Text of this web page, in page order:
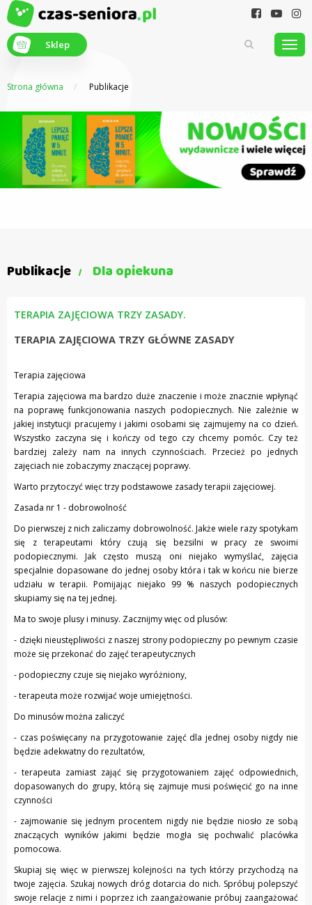
Sklep
Z myślą o
Strona główna Publikacje
Publikacje Dla opiekuna
TERAPIA ZAJĘCIOWA TRZY ZASADY.
TERAPIA ZAJĘCIOWA TRZY GŁÓWNE ZASADY
Terapia zajęciowa
Terapia zajęciowa ma bardzo duże znaczenie i może znacznie wpłynąć
na poprawę funkcjonowania naszych podopiecznych. Nie zależnie w
jakiej instytucji pracujemy i jakimi osobami się zajmujemy na co dzień.
Wszystko zaczyna się i kończy od tego czy chcemy pomóc. Czy też
bardziej zależy nam na innych czynnościach. Przecież po jednych
zajęciach nie zobaczymy znaczącej poprawy.
Warto przytoczyć więc trzy podstawowe zasady terapii zajęciowej.
Zasada nr 1 - dobrowolność
Do pierwszej z nich zaliczamy dobrowolność. Jakże wiele razy spotykam
się z terapeutami który czują się bezsilni w pracy ze swoimi
podopiecznymi. Jak często muszą oni niejako wymyślać, zajęcia
specjalnie dopasowane do jednej osoby która i tak w końcu nie bierze
udziału w terapii. Pomijając niejako 99 % naszych podopiecznych
skupiamy się na tej jednej.
Ma to swoje plusy i minusy. Zacznijmy więc od plusów:
- dzięki nieustępliwości z naszej strony podopieczny po pewnym czasie
może się przekonać do zajęć terapeutycznych
- podopieczny czuje się niejako wyróżniony,
- terapeuta może rozwijać woje umiejętności.
Do minusów można zaliczyć
- czas poświęcany na przygotowanie zajęć dla jednej osoby nigdy nie
będzie adekwatny do rezultatów,
- terapeuta zamiast zająć się przygotowaniem zajęć odpowiednich,
dopasowanych do grupy, którą się zajmuje musi poświęcić go na inne
czynności
- zajmowanie się jednym procentem nigdy nie będzie niosło ze sobą
znaczących wyników jakimi będzie mogła się pochwalić placówka
pomocowa.
Skupiaj się więc w pierwszej kolejności na tych którzy przychodzą na
twoje zajęcia. Szukaj nowych dróg dotarcia do nich. Spróbuj polepszyć
swoje relacje z nimi i poprzez ich zaangażowanie próbuj zaangażować